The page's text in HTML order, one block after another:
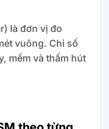
là đơn vị đo
vuông. Chỉ số
mềm và thấm hút